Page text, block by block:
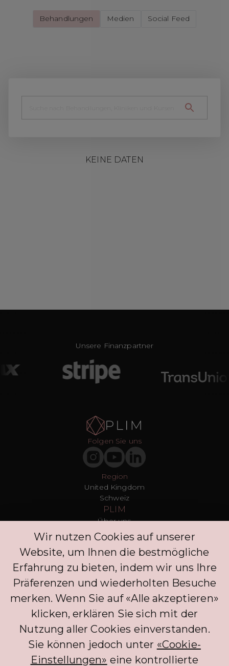
Behandlungen Medien Social Feed
KEINE DATEN
Unsere Finanzpartner
Region
United Kingdom
Schweiz
Folgen Sie uns
PLIM
Über uns
T&Cs
Datenschutz
Presse
Blogs
Kontakt
Kunden
FAQ
Anmelden
Entdecken Sie
Datenschutzrichtlinie
Kommentar hinterlassen
Concierge
Wir nutzen Cookies auf unserer
Website, um Ihnen die bestmögliche
Erfahrung zu bieten, indem wir uns Ihre
Präferenzen und wiederholten Besuche
merken. Wenn Sie auf «Alle akzeptieren»
klicken, erklären Sie sich mit der
Nutzung aller Cookies einverstanden.
Sie können jedoch unter «Cookie-
Einstellungen» eine kontrollierte